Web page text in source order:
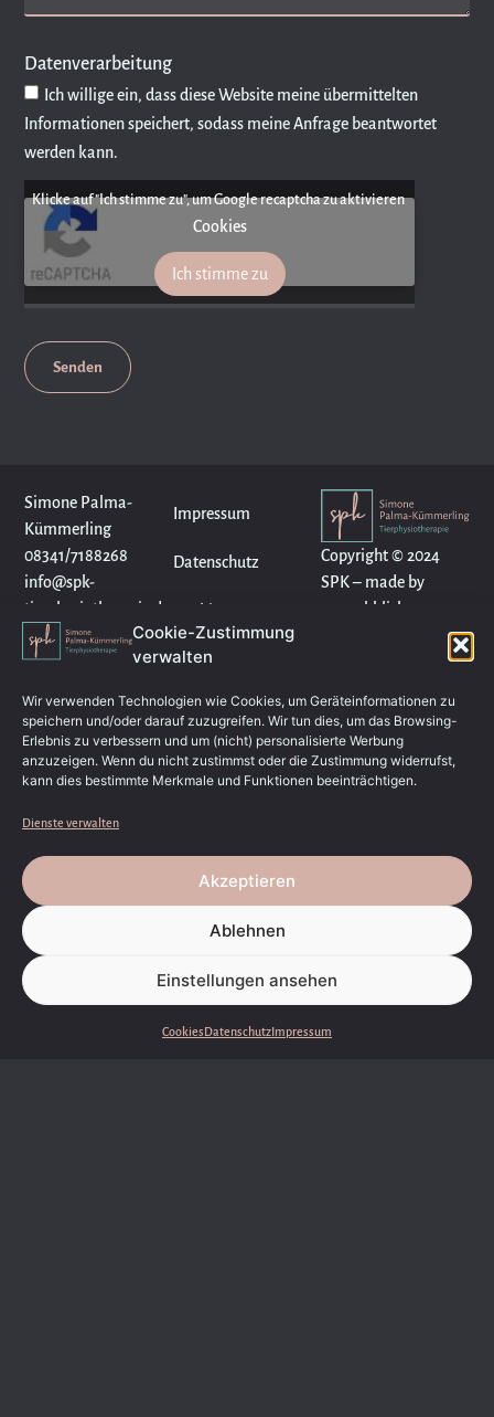
Cookie-Zustimmung
verwalten
Wir verwenden Technologien wie Cookies, um Geräteinformationen zu
speichern und/oder darauf zuzugreifen. Wir tun dies, um das Browsing-
Erlebnis zu verbessern und um (nicht) personalisierte Werbung
anzuzeigen. Wenn du nicht zustimmst oder die Zustimmung widerrufst,
kann dies bestimmte Merkmale und Funktionen beeinträchtigen.
Dienste verwalten
Akzeptieren
Ablehnen
Einstellungen ansehen
CookiesDatenschutzImpressum
Datenverarbeitung
Ich willige ein, dass diese Website meine übermittelten
Informationen speichert, sodass meine Anfrage beantwortet
werden kann.
Klicke auf "Ich stimme zu", um Google recaptcha zu aktivieren
Cookies
Ich stimme zu
Senden
Copyright © 2024
SPK – made by
wunschklick
Impressum
Datenschutz
Simone Palma-
Kümmerling
08341/7188268
info@spk-
tierphysiotherapie.de